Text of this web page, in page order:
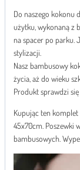
Do naszego kokonu
użytku, wykonaną z
na spacer po parku.
stylizacji.
Nasz bambusowy
życia, aż do wieku
Produkt sprawdzi
Kupując ten
45x70cm. Poszewki
bambusowych.